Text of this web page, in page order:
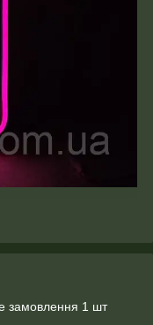
замовлення 1 шт